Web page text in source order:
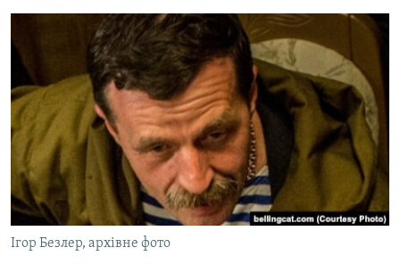
ВСЕ ЗА ДЕНЬ
СПЕЦПРОЕКТИ
ДЕПОРТАЦІЯ
ВІДЕОУРОКИ «ELIFBE»
СВІДЧЕННЯ ОКУПАЦІЇ
УКРАЇНСЬКА ПРОБЛЕМА КРИМУ
ІНФОГРАФІКА
ЯК ОБІЙТИ БЛОКУВАННЯ
Русский
Qırımtatar
ДОЛУЧАЙСЯ!
Ігор Безлер, архівне фото